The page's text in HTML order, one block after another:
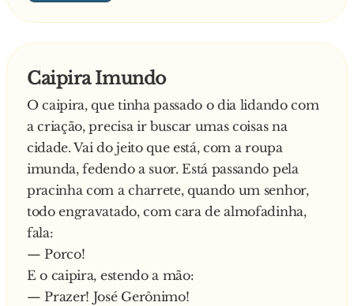
Caipira Imundo
O caipira, que tinha passado o dia lidando com
a criação, precisa ir buscar umas coisas na
cidade. Vai do jeito que está, com a roupa
imunda, fedendo a suor. Está passando pela
pracinha com a charrete, quando um senhor,
todo engravatado, com cara de almofadinha,
fala:
— Porco!
E o caipira, estendo a mão:
— Prazer! José Gerônimo!